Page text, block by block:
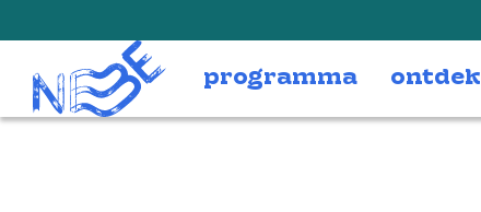
programma ontdek